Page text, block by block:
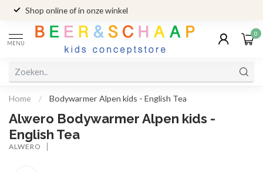
Shop online of in onze winkel
MENU
0
Home / Bodywarmer Alpen kids - English Tea
Alwero Bodywarmer Alpen kids -
English Tea
ALWERO